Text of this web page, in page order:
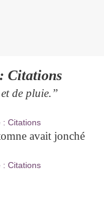
Citations
de pluie.”
avait jonché